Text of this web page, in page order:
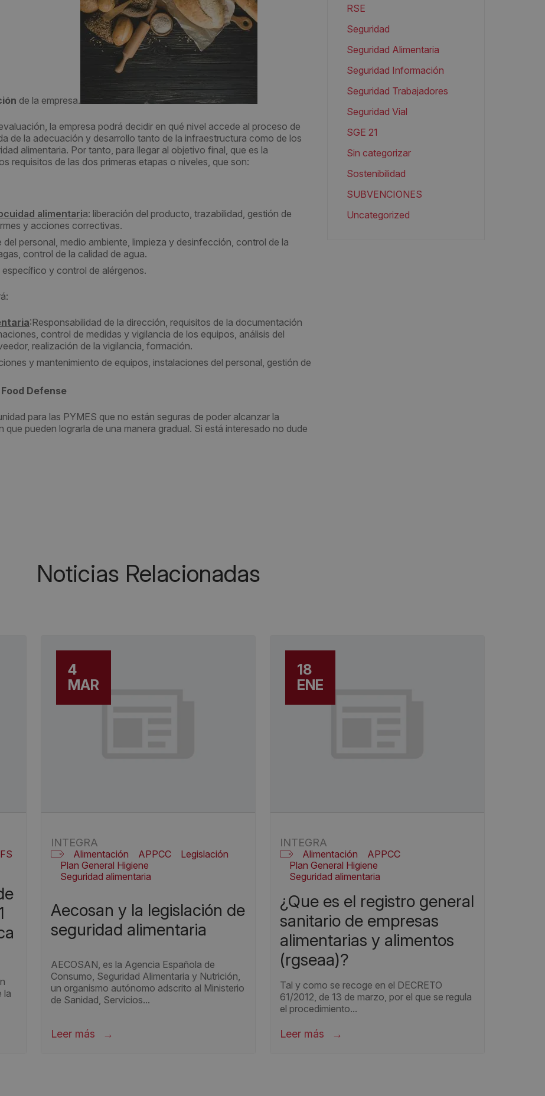
de la empresa.
la empresa podrá decidir en qué nivel accede al proceso de
de la adecuación y desarrollo tanto de la infraestructura como de los
alimentaria. Por tanto, para llegar al objetivo final, que es la
requisitos de las dos primeras etapas o niveles, que son:
alimentaria: liberación del producto, trazabilidad, gestión de
y acciones correctivas.
del personal, medio ambiente, limpieza y desinfección, control de la
control de la calidad de agua.
específico y control de alérgenos.
:Responsabilidad de la dirección, requisitos de la documentación
control de medidas y vigilancia de los equipos, análisis del
realización de la vigilancia, formación.
y mantenimiento de equipos, instalaciones del personal, gestión de
Defense
para las PYMES que no están seguras de poder alcanzar la
que pueden lograrla de una manera gradual. Si está interesado no dude
RSE
Seguridad
Seguridad Alimentaria
Seguridad Información
Seguridad Trabajadores
Seguridad Vial
SGE 21
Sin categorizar
Sostenibilidad
SUBVENCIONES
Uncategorized
Noticias Relacionadas
la
4
MAR
INTEGRA
Alimentación APPCC
Legislación
Plan General Higiene
Seguridad alimentaria
aecosan y la legislación de
seguridad alimentaria
AECOSAN, es la Agencia Española de
Consumo, Seguridad Alimentaria y Nutrición,
un organismo autónomo adscrito al Ministerio
de Sanidad, Servicios...
Leer más
18
ENE
INTEGRA
Alimentación
APPCC
Plan General Higiene
Seguridad alimentaria
¿que es el registro general
sanitario de empresas
alimentarias y alimentos
(rgseaa)?
Tal y como se recoge en el DECRETO
61/2012, de 13 de marzo, por el que se regula
el procedimiento...
Leer más